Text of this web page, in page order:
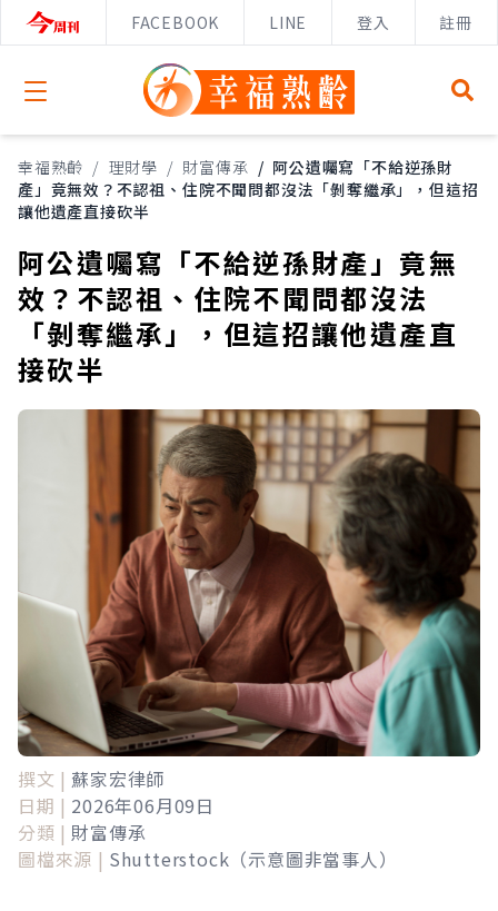
FACEBOOK LINE 登入 註冊
Open menu
幸福熟齡 / 理財學 / 財富傳承 / 阿公遺囑寫「不給逆孫財
產」竟無效？不認祖、住院不聞問都沒法「剝奪繼承」，但這招
讓他遺產直接砍半
阿公遺囑寫「不給逆孫財產」竟無
效？不認祖、住院不聞問都沒法
「剝奪繼承」，但這招讓他遺產直
接砍半
撰文 | 蘇家宏律師
日期 | 2026年06月09日
分類 | 財富傳承
圖檔來源 | Shutterstock（示意圖非當事人）